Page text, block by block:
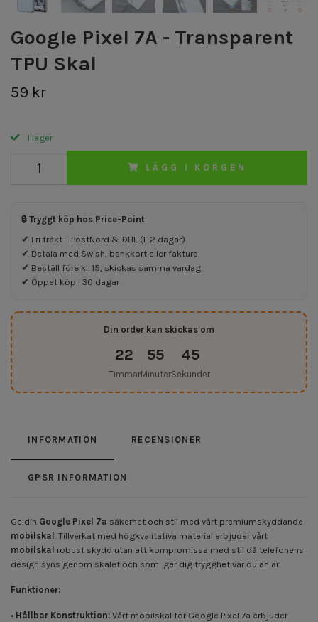
Google Pixel 7A - Transparent
TPU Skal
59 kr
I lager
LÄGG I KORGEN
🔒 Tryggt köp hos Price-Point
✔ Fri frakt – PostNord & DHL (1–2 dagar)
✔ Betala med Swish, bankkort eller faktura
✔ Beställ före kl. 15, skickas samma vardag
✔ Öppet köp i 30 dagar
Din order kan skickas om
22
Timmar
55
Minuter
44
Sekunder
INFORMATION RECENSIONER
GPSR INFORMATION
Ge din Google Pixel 7a säkerhet och stil med vårt premiumskyddande
mobilskal . Tillverkat med högkvalitativa material erbjuder vårt
mobilskal robust skydd utan att kompromissa med stil då telefonens
design syns genom skalet och som ger dig trygghet var du än är.
Funktioner:
• Hållbar Konstruktion: Vårt mobilskal för Google Pixel 7a erbjuder